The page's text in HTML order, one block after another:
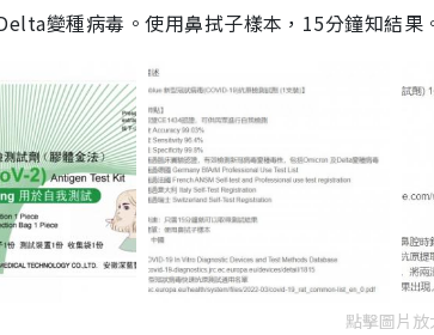
變種病毒。使用鼻拭子樣本，15分鐘知結果
點擊圖片放